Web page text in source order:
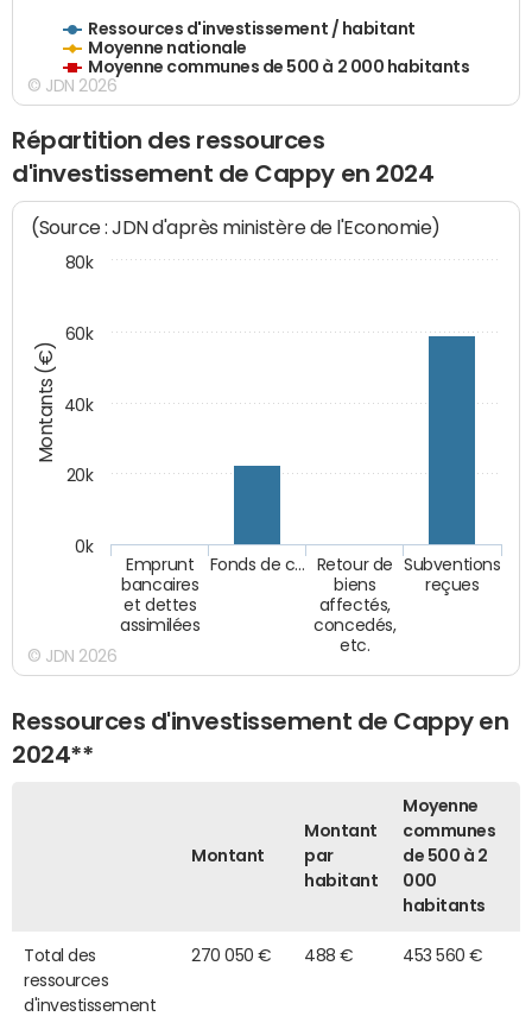
Ressources d'investissement / habitant
Moyenne nationale
Moyenne communes de 500 à 2 000 habitants
© JDN 2026
Répartition des ressources
d'investissement de Cappy en 2024
Montants (€)
(Source : JDN d'après ministère de l'Economie)
Emprunt
bancaires
et dettes
assimilées
Fonds de c…
Retour de
biens
affectés,
concedés,
etc.
Subventions
reçues
0k
20k
40k
60k
80k
© JDN 2026
Ressources d'investissement de Cappy en
2024**
Montant
Montant
par
habitant
Moyenne
communes
de 500 à 2
000
habitants
Total des
ressources
d'investissement
270 050 € 488 € 453 560 €